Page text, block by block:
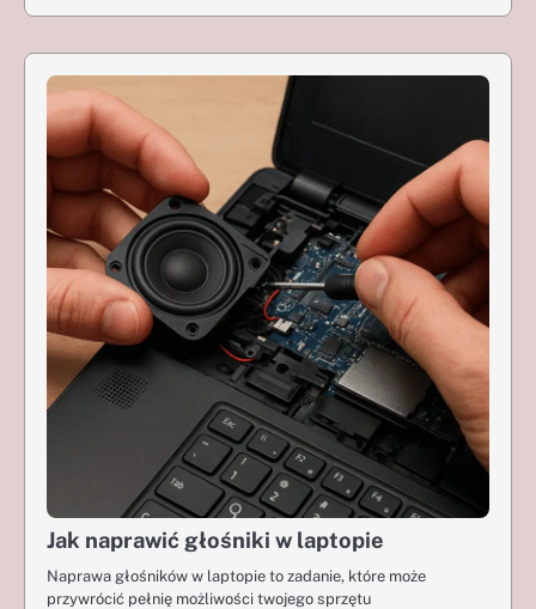
Jak naprawić głośniki w laptopie
Naprawa głośników w laptopie to zadanie, które może
przywrócić pełnię możliwości twojego sprzętu